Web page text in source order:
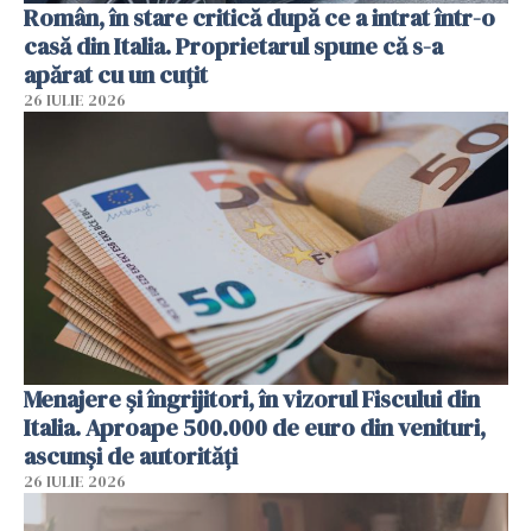
Român, în stare critică după ce a intrat într-o
casă din Italia. Proprietarul spune că s-a
apărat cu un cuțit
26 IULIE 2026
Menajere și îngrijitori, în vizorul Fiscului din
Italia. Aproape 500.000 de euro din venituri,
ascunși de autorități
26 IULIE 2026